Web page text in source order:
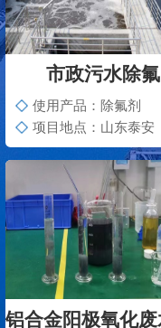
市政污水除氟
使用产品：除氟剂
项目地点：山东泰安